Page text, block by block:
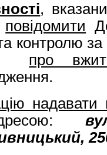
,
повідомити
контролю
про
надавати